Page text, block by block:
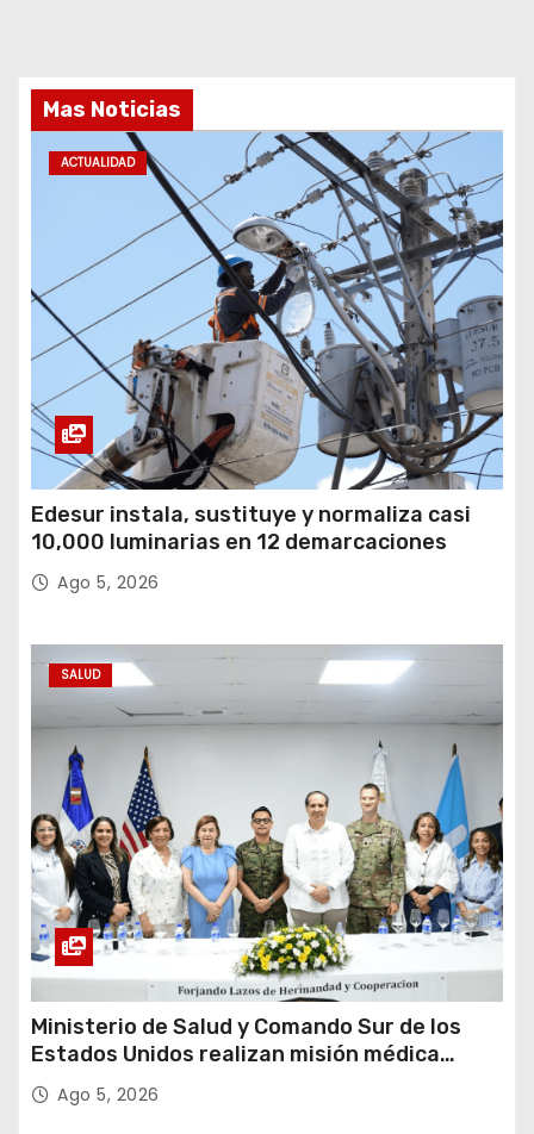
Mas Noticias
ACTUALIDAD
Edesur instala, sustituye y normaliza casi
10,000 luminarias en 12 demarcaciones
Ago 5, 2026
SALUD
Ministerio de Salud y Comando Sur de los
Estados Unidos realizan misión médica
Amistad 2026 en La Vega
Ago 5, 2026